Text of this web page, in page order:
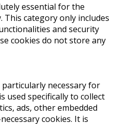
essential for the
category only includes
and security
cookies do not store any
necessary for
used specifically to collect
ads, other embedded
cookies. It is